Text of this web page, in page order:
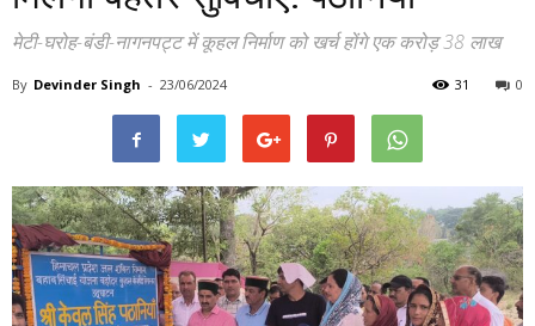
मेटी-घरोह-बंडी-नागनपट्ट में कूहल निर्माण को खर्च होंगे एक करोड़ 38 लाख
By Devinder Singh - 23/06/2024 0
31